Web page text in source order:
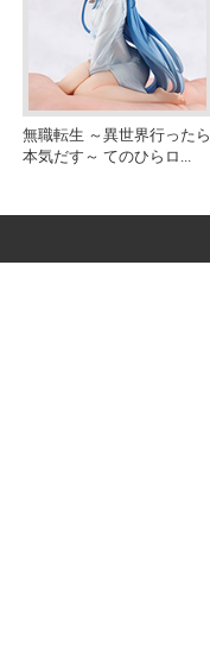
無職転生 ～異世界行ったら
本気だす～ てのひらロ ...